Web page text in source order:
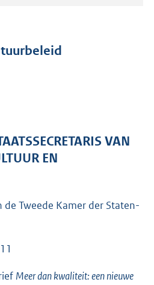
s
e
:
K
VAN
EN
de Tweede Kamer der Staten-
Meer dan kwaliteit: een nieuwe